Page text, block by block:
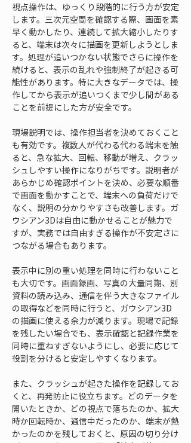
視点操作は、ゆっくり段階的に行う方が安定
します。三次元空間を確認する際、画面を素
早く動かしたり、連続して拡大縮小したりす
ると、端末は次々に描画を更新しようとしま
す。処理が追いつかない状態でさらに操作を
続けると、表示の乱れや強制終了が起きる可
能性があります。特に大きなデータでは、操
作してから表示が追いつくまで少し間がある
ことを前提にした方が安全です。
現場説明では、操作担当者を決めておくこと
も有効です。複数人が代わる代わる端末を触
ると、急な拡大、回転、移動が増え、クラッ
シュしやすい操作になりがちです。説明者が
あらかじめ確認ポイントを決め、必要な順番
で画面を動かすことで、端末への負荷だけで
なく、説明の分かりやすさも改善します。ガ
ウシアン3Dは自由に動かせることが魅力で
すが、実務では自由すぎる操作が不安定さに
つながる場合もあります。
表示中に別の重い処理を同時に行わないこと
も大切です。画面録画、写真の大量同期、別
資料の読み込み、通信を伴う大きなファイル
の取得などを同時に行うと、ガウシアン3D
の描画に使える余力が減ります。現場で記録
を残したい場合でも、表示確認と記録作業を
同時に重ねすぎないようにし、必要に応じて
役割を分けると安定しやすくなります。
また、クラッシュが起きた操作を記録してお
くと、再発防止に役立ちます。どのデータを
開いたときか、どの視点で落ちたのか、拡大
時か回転時か、通信中だったのか、端末が熱
かったのかを残しておくと、原因の切り分け